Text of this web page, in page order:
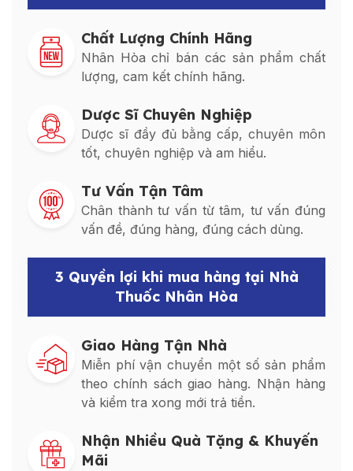
Chất Lượng Chính Hãng
Nhân Hòa chỉ bán các sản phẩm chất
lượng, cam kết chính hãng.
Dược Sĩ Chuyên Nghiệp
Dược sĩ đầy đủ bằng cấp, chuyên môn
tốt, chuyên nghiệp và am hiểu.
Tư Vấn Tận Tâm
Chân thành tư vấn từ tâm, tư vấn đúng
vấn đề, đúng hàng, đúng cách dùng.
3 Quyền lợi khi mua hàng tại Nhà
Thuốc Nhân Hòa
Giao Hàng Tận Nhà
Miễn phí vận chuyển một số sản phẩm
theo chính sách giao hàng. Nhận hàng
và kiểm tra xong mới trả tiền.
Nhận Nhiều Quà Tặng & Khuyến
Mãi